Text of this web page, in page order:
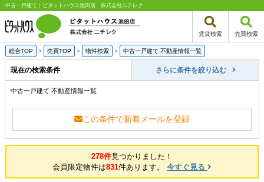
中古一戸建て｜ピタットハウス池田店 株式会社ニチレク
賃貸検索 売買検索
総合TOP > 売買TOP > 物件検索 > 中古一戸建て 不動産情報一覧
現在の検索条件 さらに条件を絞り込む
中古一戸建て 不動産情報一覧
この条件で新着メールを登録
278件見つかりました！
会員限定物件は831件あります。 今すぐ見る